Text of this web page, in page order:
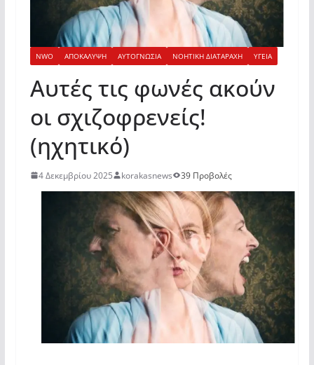
NWO ΑΠΟΚΑΛΥΨΗ ΑΥΤΟΓΝΩΣΙΑ ΝΟΗΤΙΚΗ ΔΙΑΤΑΡΑΧΗ ΥΓΕΙΑ
Αυτές τις φωνές ακούν
οι σχιζοφρενείς!
(ηχητικό)
4 Δεκεμβρίου 2025 korakasnews 39 Προβολές